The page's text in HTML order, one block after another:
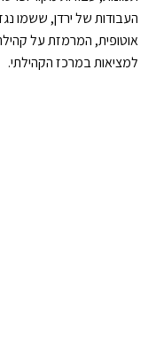
העבודות של ירדן, ששמו
אוטופית, המרמזת על
למציאות במרכז הקהילתי.